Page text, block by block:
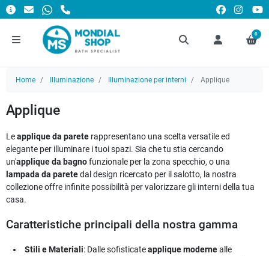
0
Home Illuminazione Illuminazione per interni Applique
Applique
Leapplique da parete rappresentano una scelta versatile ed
elegante per illuminare i tuoi spazi. Sia che tu stia cercando
un'applique da bagnofunzionale per la zona specchio, o una
lampada da paretedal design ricercato per il salotto, la nostra
collezione offre infinite possibilità per valorizzare gli interni della tua
casa.
Caratteristiche principali della nostra gamma
Stili e Materiali: Dalle sofisticateapplique modernealle